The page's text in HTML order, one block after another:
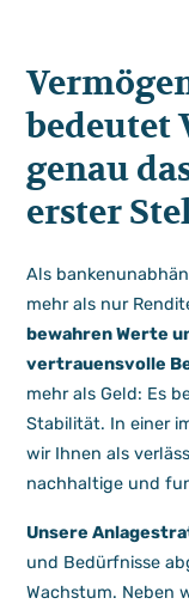
bedeutet
genau
erster
Als
mehr als nur
bewahren Werte
vertrauensvolle
mehr als Geld: Es
Stabilität. In einer
wir Ihnen als
nachhaltige und
Unsere
und Bedürfnisse
Wachstum. Neben